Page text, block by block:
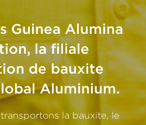
Guinea Alumina
lafiliale
debauxite
Aluminium.
transportons la bauxite,
le